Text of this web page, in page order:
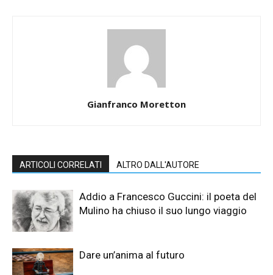
Gianfranco Moretton
ARTICOLI CORRELATI ALTRO DALL'AUTORE
Addio a Francesco Guccini: il poeta del
Mulino ha chiuso il suo lungo viaggio
Dare un’anima al futuro